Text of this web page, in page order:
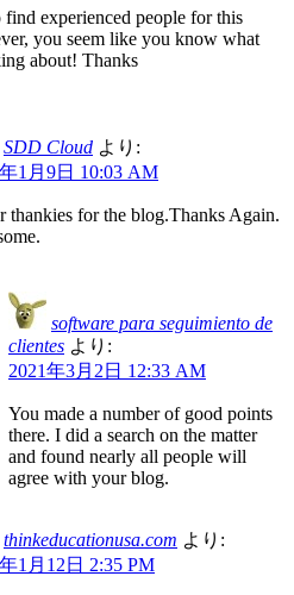
find experienced people for this
you seem like you know what
about! Thanks
SDD Cloud より:
1月9日 10:03 AM
thankies for the blog.Thanks Again.
software para seguimiento de
clientes より:
2021年3月2日 12:33 AM
You made a number of good points
there. I did a search on the matter
and found nearly all people will
agree with your blog.
thinkeducationusa.com より:
1月12日 2:35 PM